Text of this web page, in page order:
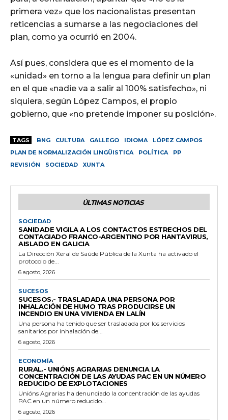
primera vez» que los nacionalistas presentan
reticencias a sumarse a las negociaciones del
plan, como ya ocurrió en 2004.
Así pues, considera que es el momento de la
«unidad» en torno a la lengua para definir un plan
en el que «nadie va a salir al 100% satisfecho», ni
siquiera, según López Campos, el propio
gobierno, que «no pretende imponer su posición».
TAGS BNG CULTURA GALLEGO IDIOMA
LÓPEZ CAMPOS
PLAN DE NORMALIZACIÓN LINGÜISTICA
POLÍTICA
PP
REVISIÓN
SOCIEDAD XUNTA
ÚLTIMAS NOTICIAS
SOCIEDAD
SANIDADE VIGILA A LOS CONTACTOS ESTRECHOS DEL
CONTAGIADO FRANCO-ARGENTINO POR HANTAVIRUS,
AISLADO EN GALICIA
La Dirección Xeral de Saúde Pública de la Xunta ha activado el
protocolo de...
6 agosto, 2026
SUCESOS
SUCESOS.- TRASLADADA UNA PERSONA POR
INHALACIÓN DE HUMO TRAS PRODUCIRSE UN
INCENDIO EN UNA VIVIENDA EN LALÍN
Una persona ha tenido que ser trasladada por los servicios
sanitarios por inhalación de...
6 agosto, 2026
ECONOMÍA
RURAL.- UNIÓNS AGRARIAS DENUNCIA LA
CONCENTRACIÓN DE LAS AYUDAS PAC EN UN NÚMERO
REDUCIDO DE EXPLOTACIONES
Unións Agrarias ha denunciado la concentración de las ayudas
PAC en un número reducido...
6 agosto, 2026